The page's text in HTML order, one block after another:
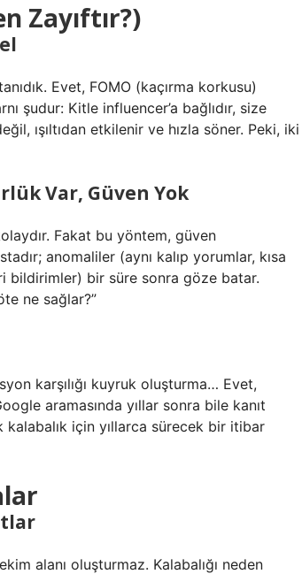
Zayıftır?)
Evet, FOMO (kaçırma korkusu)
şudur: Kitle influencer’a bağlıdır, size
ışıltıdan etkilenir ve hızla söner. Peki, iki
Var, Güven Yok
Fakat bu yöntem, güven
anomaliler (aynı kalıp yorumlar, kısa
bildirimler) bir süre sonra göze batar.
ne sağlar?”
karşılığı kuyruk oluşturma… Evet,
aramasında yıllar sonra bile kanıt
kalabalık için yıllarca sürecek bir itibar
alanı oluşturmaz. Kalabalığı neden